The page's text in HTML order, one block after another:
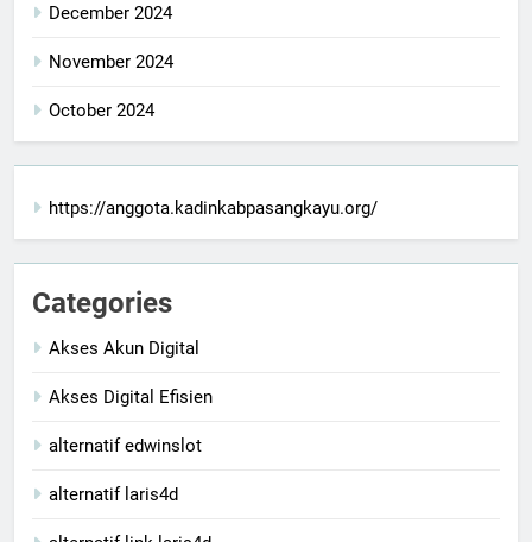
December 2024
November 2024
October 2024
https://anggota.kadinkabpasangkayu.org/
Categories
Akses Akun Digital
Akses Digital Efisien
alternatif edwinslot
alternatif laris4d